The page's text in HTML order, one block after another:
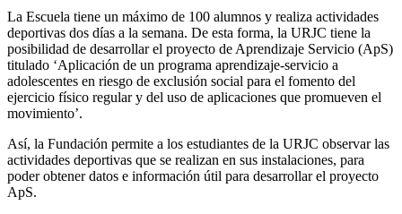
La Escuela tiene un máximo de 100 alumnos y realiza actividades
deportivas dos días a la semana. De esta forma, la URJC tiene la
posibilidad de desarrollar el proyecto de Aprendizaje Servicio (ApS)
titulado ‘Aplicación de un programa aprendizaje-servicio a
adolescentes en riesgo de exclusión social para el fomento del
ejercicio físico regular y del uso de aplicaciones que promueven el
movimiento’.
Así, la Fundación permite a los estudiantes de la URJC observar las
actividades deportivas que se realizan en sus instalaciones, para
poder obtener datos e información útil para desarrollar el proyecto
ApS.